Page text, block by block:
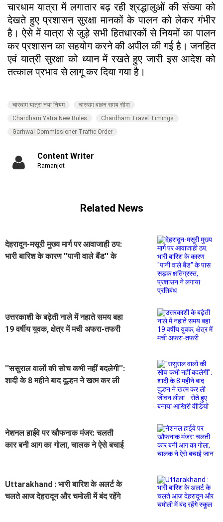
चारधाम यात्रा में लगातार बढ़ रही श्रद्धालुओं की संख्या को
देखते हुए प्रशासन सुरक्षा मानकों के पालन को लेकर गंभीर
है। ऐसे में यात्रा से जुड़े सभी हितधारकों से नियमों का पालन
कर प्रशासन का सहयोग करने की अपील की गई है। जनहित
एवं यात्री सुरक्षा को ध्यान में रखते हुए जारी इस आदेश को
तत्काल प्रभाव से लागू कर दिया गया है।
चारधाम यात्रा नया नियम
चारधाम वाहन समय सीमा
Chardham Yatra New Rules
Chardham Travel Timings
Garhwal Commissioner Traffic Order
Content Writer
Ramanjot
Related News
देहरादून-मसूरी मुख्य मार्ग पर आवाजाही ठप:
भारी बारिश के कारण ''पानी वाले बैंड'' के
उत्तरकाशी के बढ़ेती नाले में नहाते समय बहा
19 वर्षीय युवक, क्षेत्र में मची अफरा-तफरी
''ससुराल वालों की सोच कभी नहीं बदलेगी'':
शादी के 8 महीने बाद दुल्हन ने खत्म कर ली
नेशनल हाईवे पर खौफनाक मंजर: चलती
कार बनी आग का गोला, चालक ने ऐसे बचाई
Uttarakhand : भारी बारिश के अलर्ट के
चलते आज देहरादून और चमोली में बंद रहेंगे